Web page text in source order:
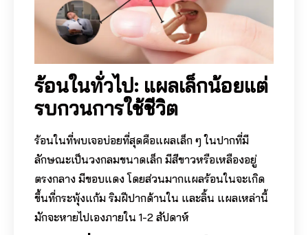
ร้อนในทั่วไป: แผลเล็กน้อยแต่
รบกวนการใช้ชีวิต
ร้อนในที่พบเจอบ่อยที่สุดคือแผลเล็ก ๆ ในปากที่มี
ลักษณะเป็นวงกลมขนาดเล็ก มีสีขาวหรือเหลืองอยู่
ตรงกลาง มีขอบแดง โดยส่วนมากแผลร้อนในจะเกิด
ขึ้นที่กระพุ้งแก้ม ริมฝีปากด้านใน และลิ้น แผลเหล่านี้
มักจะหายไปเองภายใน 1-2 สัปดาห์